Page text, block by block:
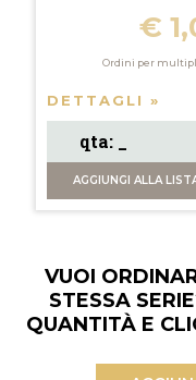
€
Ordini per
DETTAGLI »
AGGIUNGIALLA
VUOI
STESSA
QUANTITÀ E